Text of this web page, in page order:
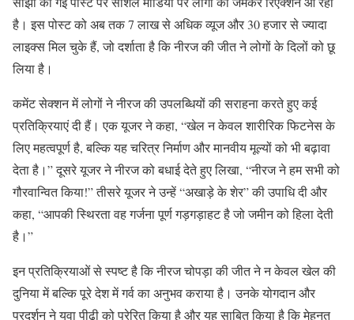
है। इस पोस्ट को अब तक 7 लाख से अधिक व्यूज और 30 हजार से ज्यादा
लाइक्स मिल चुके हैं, जो दर्शाता है कि नीरज की जीत ने लोगों के दिलों को छू
लिया है।
कमेंट सेक्शन में लोगों ने नीरज की उपलब्धियों की सराहना करते हुए कई
प्रतिक्रियाएं दी हैं। एक यूजर ने कहा, “खेल न केवल शारीरिक फिटनेस के
लिए महत्वपूर्ण है, बल्कि यह चरित्र निर्माण और मानवीय मूल्यों को भी बढ़ावा
देता है।” दूसरे यूजर ने नीरज को बधाई देते हुए लिखा, “नीरज ने हम सभी को
गौरवान्वित किया!” तीसरे यूजर ने उन्हें “अखाड़े के शेर” की उपाधि दी और
कहा, “आपकी स्थिरता वह गर्जना पूर्ण गड़गड़ाहट है जो जमीन को हिला देती
है।”
इन प्रतिक्रियाओं से स्पष्ट है कि नीरज चोपड़ा की जीत ने न केवल खेल की
दुनिया में बल्कि पूरे देश में गर्व का अनुभव कराया है। उनके योगदान और
प्रदर्शन ने युवा पीढ़ी को प्रेरित किया है और यह साबित किया है कि मेहनत